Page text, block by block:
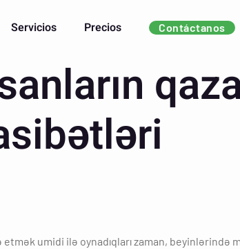
Servicios Precios Contáctanos
umidi ilə oynadıqları zaman, beyinlərində